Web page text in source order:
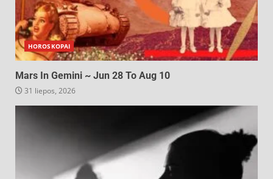
HOROSKOPAI
Mars In Gemini ~ Jun 28 To Aug 10
31 liepos, 2026